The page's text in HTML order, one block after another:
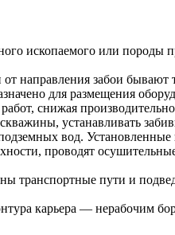
ископаемого или породы
направления забои
для размещения
снижая
устанавливать
вод.
проводят
транспортные пути и
карьера — нерабочим